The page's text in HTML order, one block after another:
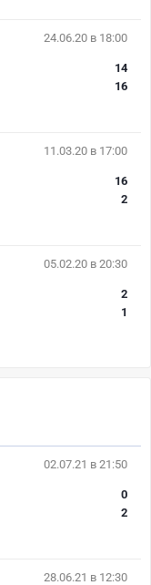
24.06.20 в 18:00
14
16
11.03.20 в 17:00
16
2
05.02.20 в 20:30
2
1
02.07.21 в 21:50
0
2
28.06.21 в 12:30